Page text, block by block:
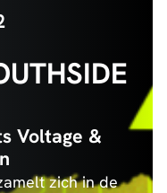
Voltage &
zich in de